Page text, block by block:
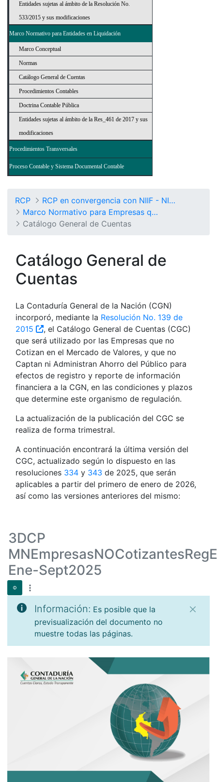
Entidades sujetas al ámbito de la Resolución No.
533/2015 y sus modificaciones
Marco Normativo para Entidades en Liquidación
Marco Conceptual
Normas
Catálogo General de Cuentas
Procedimientos Contables
Doctrina Contable Pública
Entidades sujetas al ámbito de la Res_461 de 2017 y sus
modificaciones
Procedimientos Transversales
Proceso Contable y Sistema Documental Contable
RCP
RCP en convergencia con NIIF - NICSP
Marco Normativo para Empresas que no Cotizan en el Mercado de Valores, y que no Captan ni Administran Ahorro del Público
Catálogo General de Cuentas
Catálogo General de
Cuentas
La Contaduría General de la Nación (CGN)
incorporó, mediante la Resolución No. 139 de
2015
, el Catálogo General de Cuentas (CGC)
que será utilizado por las Empresas que no
Cotizan en el Mercado de Valores, y que no
Captan ni Administran Ahorro del Público para
efectos de registro y reporte de información
financiera a la CGN, en las condiciones y plazos
que determine este organismo de regulación.
La actualización de la publicación del CGC se
realiza de forma trimestral.
A continuación encontrará la última versión del
CGC, actualizado según lo dispuesto en las
resoluciones 334 y 343 de 2025, que serán
aplicables a partir del primero de enero de 2026,
así como las versiones anteriores del mismo:
3DCP
Ene-Sept2025
Información: Es posible que la
previsualización del documento no
muestre todas las páginas.